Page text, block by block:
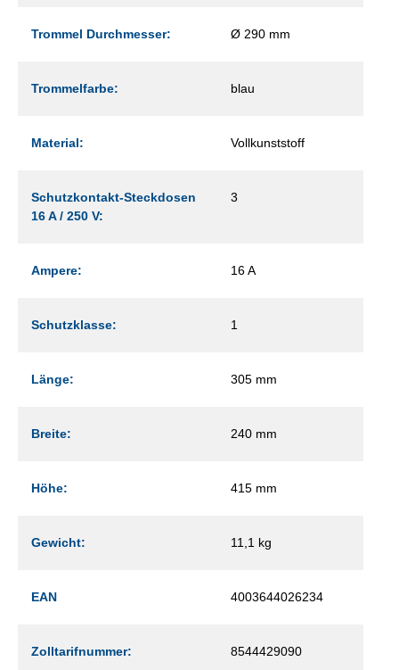
Trommel Durchmesser: Ø 290 mm
Trommelfarbe: blau
Material: Vollkunststoff
Schutzkontakt-Steckdosen
16 A / 250 V:
3
Ampere: 16 A
Schutzklasse: 1
Länge: 305 mm
Breite: 240 mm
Höhe: 415 mm
Gewicht: 11,1 kg
EAN 4003644026234
Zolltarifnummer: 8544429090